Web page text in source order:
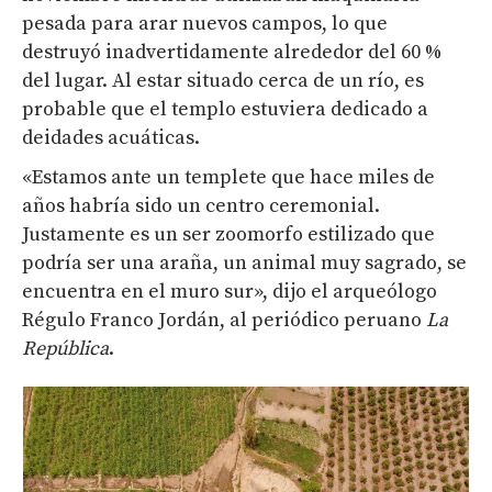
pesada para arar nuevos campos, lo que
destruyó inadvertidamente alrededor del 60 %
del lugar. Al estar situado cerca de un río, es
probable que el templo estuviera dedicado a
deidades acuáticas.
«Estamos ante un templete que hace miles de
años habría sido un centro ceremonial.
Justamente es un ser zoomorfo estilizado que
podría ser una araña, un animal muy sagrado, se
encuentra en el muro sur», dijo el arqueólogo
Régulo Franco Jordán, al periódico peruano La
República.